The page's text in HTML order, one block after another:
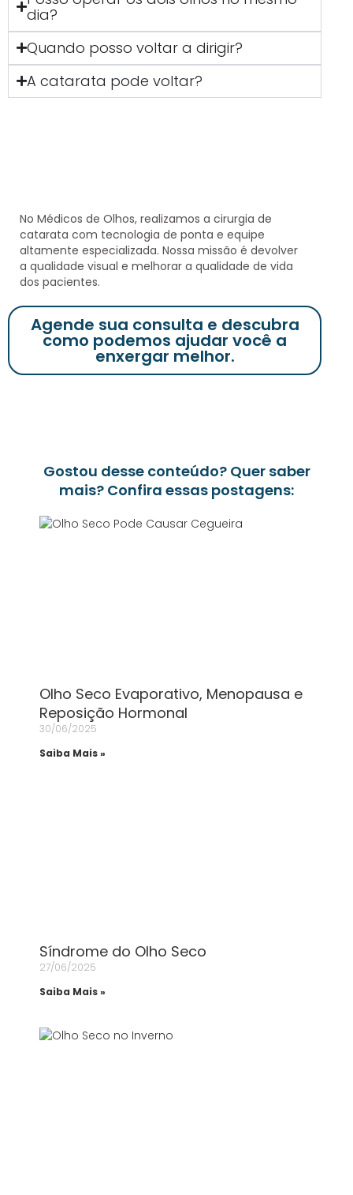
dia?
Quando posso voltar a dirigir?
A catarata pode voltar?
No Médicos de Olhos, realizamos a cirurgia de
catarata com tecnologia de ponta e equipe
altamente especializada. Nossa missão é devolver
a qualidade visual e melhorar a qualidade de vida
dos pacientes.
Agende sua consulta e descubra
como podemos ajudar você a
enxergar melhor.
Gostou desse conteúdo? Quer saber
mais? Confira essas postagens:
Olho Seco Evaporativo, Menopausa e
Reposição Hormonal
30/06/2025
Saiba Mais »
Síndrome do Olho Seco
27/06/2025
Saiba Mais »